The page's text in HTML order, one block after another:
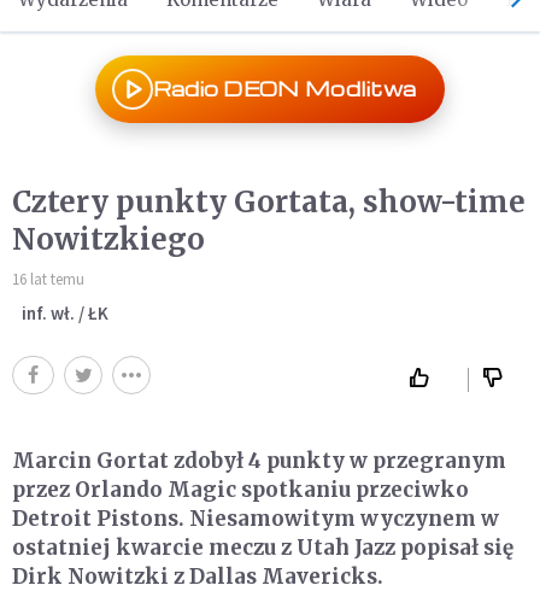
Radio DEON Modlitwa
Cztery punkty Gortata, show-time
Nowitzkiego
16 lat temu
inf. wł. / ŁK
Marcin Gortat zdobył 4 punkty w przegranym
przez Orlando Magic spotkaniu przeciwko
Detroit Pistons. Niesamowitym wyczynem w
ostatniej kwarcie meczu z Utah Jazz popisał się
Dirk Nowitzki z Dallas Mavericks.